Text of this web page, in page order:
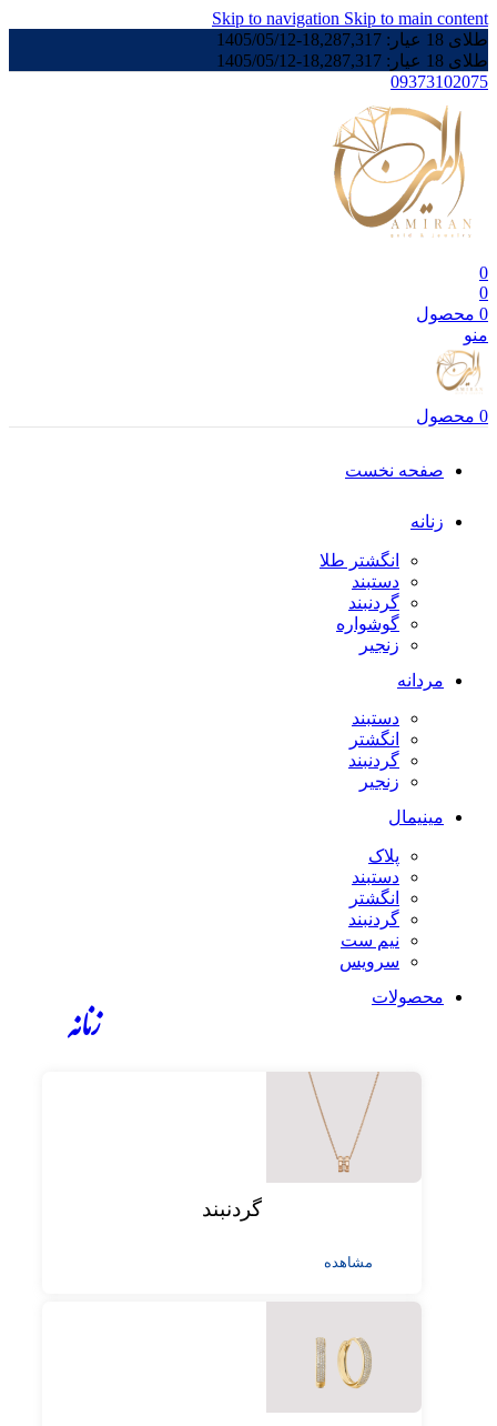
Skip to navigation Skip to main content
طلای 18 عیار:
18,287,317
-
1405/05/12
طلای 18 عیار:
18,287,317
-
1405/05/12
09373102075
0
0
0 محصول
منو
0 محصول
صفحه نخست
زنانه
انگشتر طلا
دستبند
گردنبند
گوشواره
زنجیر
مردانه
دستبند
انگشتر
گردنبند
زنجیر
مینیمال
پلاک
دستبند
انگشتر
گردنبند
نیم ست
سرویس
محصولات
زنانه
گردنبند
مشاهده